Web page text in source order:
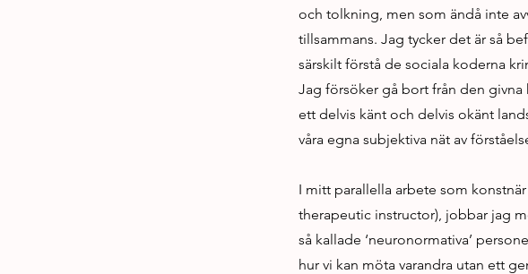
och tolkning, men som ändå inte
tillsammans. Jag tycker det är så
särskilt förstå de sociala koderna
Jag försöker gå bort från den givna
ett delvis känt och delvis okänt
våra egna subjektiva nät av
I mitt parallella arbete som
therapeutic instructor), jobbar jag
så kallade ‘neuronormativa’
hur vi kan möta varandra utan ett